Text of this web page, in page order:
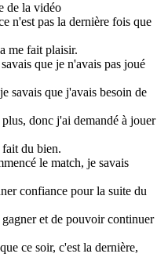
de la vidéo
n'est pas la dernière fois que
me fait plaisir.
que je n'avais pas joué
savais que j'avais besoin de
donc j'ai demandé à jouer
fait du bien.
le match, je savais
confiance pour la suite du
et de pouvoir continuer
ce soir, c'est la dernière,